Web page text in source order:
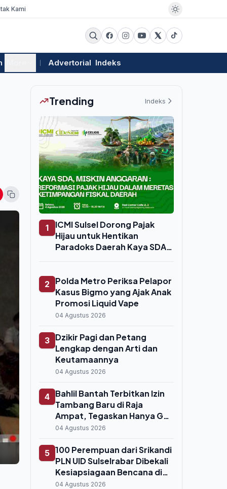
Kami
Advertorial Indeks
Trending Indeks
1
ICMI Sulsel Dorong Pajak
Hijau untuk Hentikan
Paradoks Daerah Kaya SDA,
2
Polda Metro Periksa Pelapor
Kasus Bigmo yang Ajak Anak
Promosi Liquid Vape
04 Agustus 2026
3 Dzikir Pagi dan Petang
Lengkap dengan Arti dan
Keutamaannya
04 Agustus 2026
4 Bahlil Bantah Terbitkan Izin
Tambang Baru di Raja
Ampat, Tegaskan Hanya Gag
Nickel yang Beroperasi
04 Agustus 2026
5 100 Perempuan dari Srikandi
PLN UID Sulselrabar Dibekali
Kesiapsiagaan Bencana di
Makassar
04 Agustus 2026